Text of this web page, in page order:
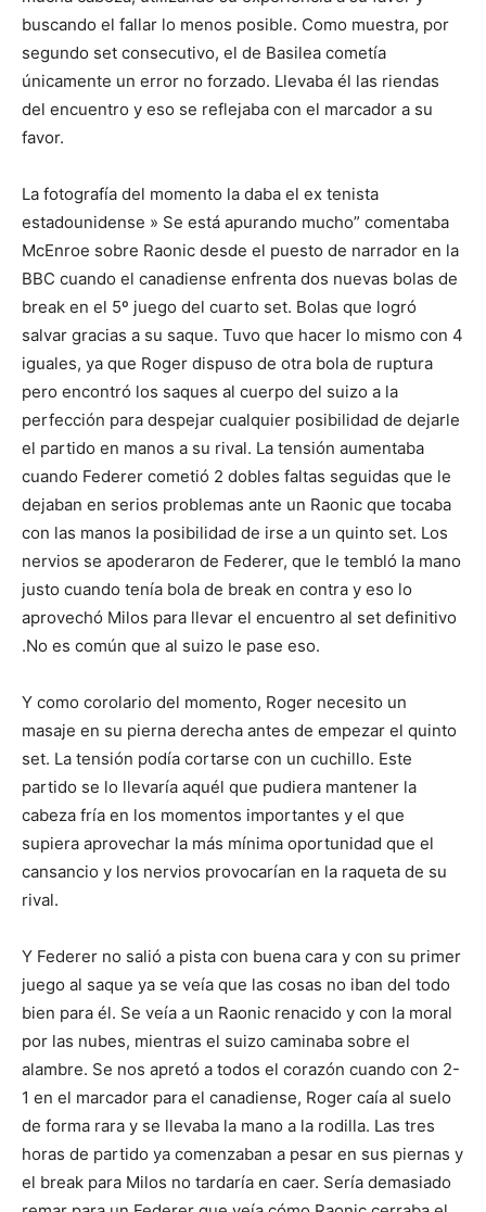
buscando el fallar lo menos posible. Como muestra, por
segundo set consecutivo, el de Basilea cometía
únicamente un error no forzado. Llevaba él las riendas
del encuentro y eso se reflejaba con el marcador a su
favor.
La fotografía del momento la daba el ex tenista
estadounidense » Se está apurando mucho” comentaba
McEnroe sobre Raonic desde el puesto de narrador en la
BBC cuando el canadiense enfrenta dos nuevas bolas de
break en el 5º juego del cuarto set. Bolas que logró
salvar gracias a su saque. Tuvo que hacer lo mismo con 4
iguales, ya que Roger dispuso de otra bola de ruptura
pero encontró los saques al cuerpo del suizo a la
perfección para despejar cualquier posibilidad de dejarle
el partido en manos a su rival. La tensión aumentaba
cuando Federer cometió 2 dobles faltas seguidas que le
dejaban en serios problemas ante un Raonic que tocaba
con las manos la posibilidad de irse a un quinto set. Los
nervios se apoderaron de Federer, que le tembló la mano
justo cuando tenía bola de break en contra y eso lo
aprovechó Milos para llevar el encuentro al set definitivo
.No es común que al suizo le pase eso.
Y como corolario del momento, Roger necesito un
masaje en su pierna derecha antes de empezar el quinto
set. La tensión podía cortarse con un cuchillo. Este
partido se lo llevaría aquél que pudiera mantener la
cabeza fría en los momentos importantes y el que
supiera aprovechar la más mínima oportunidad que el
cansancio y los nervios provocarían en la raqueta de su
rival.
Y Federer no salió a pista con buena cara y con su primer
juego al saque ya se veía que las cosas no iban del todo
bien para él. Se veía a un Raonic renacido y con la moral
por las nubes, mientras el suizo caminaba sobre el
alambre. Se nos apretó a todos el corazón cuando con 2-
1 en el marcador para el canadiense, Roger caía al suelo
de forma rara y se llevaba la mano a la rodilla. Las tres
horas de partido ya comenzaban a pesar en sus piernas y
el break para Milos no tardaría en caer. Sería demasiado